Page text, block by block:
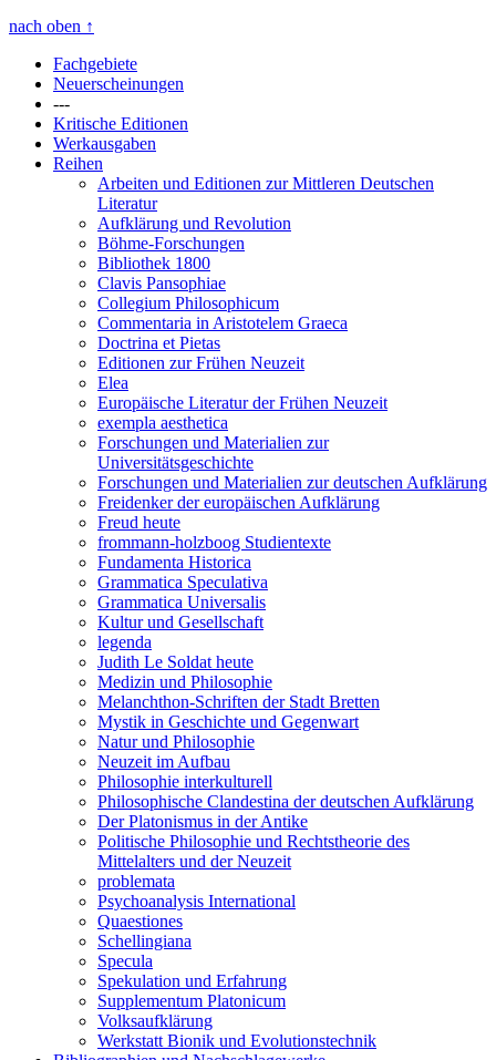
nach oben ↑
Fachgebiete
Neuerscheinungen
---
Kritische Editionen
Werkausgaben
Reihen
Arbeiten und Editionen zur Mittleren Deutschen
Literatur
Aufklärung und Revolution
Böhme-Forschungen
Bibliothek 1800
Clavis Pansophiae
Collegium Philosophicum
Commentaria in Aristotelem Graeca
Doctrina et Pietas
Editionen zur Frühen Neuzeit
Elea
Europäische Literatur der Frühen Neuzeit
exempla aesthetica
Forschungen und Materialien zur
Universitätsgeschichte
Forschungen und Materialien zur deutschen Aufklärung
Freidenker der europäischen Aufklärung
Freud heute
frommann-holzboog Studientexte
Fundamenta Historica
Grammatica Speculativa
Grammatica Universalis
Kultur und Gesellschaft
legenda
Judith Le Soldat heute
Medizin und Philosophie
Melanchthon-Schriften der Stadt Bretten
Mystik in Geschichte und Gegenwart
Natur und Philosophie
Neuzeit im Aufbau
Philosophie interkulturell
Philosophische Clandestina der deutschen Aufklärung
Der Platonismus in der Antike
Politische Philosophie und Rechtstheorie des
Mittelalters und der Neuzeit
problemata
Psychoanalysis International
Quaestiones
Schellingiana
Specula
Spekulation und Erfahrung
Supplementum Platonicum
Volksaufklärung
Werkstatt Bionik und Evolutionstechnik